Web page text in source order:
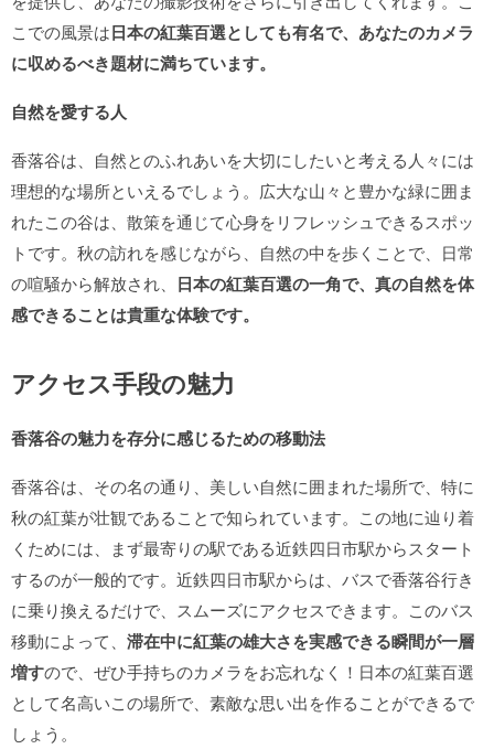
こでの風景は日本の紅葉百選としても有名で、あなたのカメラ
に収めるべき題材に満ちています。
自然を愛する人
香落谷は、自然とのふれあいを大切にしたいと考える人々には
理想的な場所といえるでしょう。広大な山々と豊かな緑に囲ま
れたこの谷は、散策を通じて心身をリフレッシュできるスポッ
トです。秋の訪れを感じながら、自然の中を歩くことで、日常
の喧騒から解放され、 日本の紅葉百選の一角で、真の自然を体
感できることは貴重な体験です。
アクセス手段の魅力
香落谷の魅力を存分に感じるための移動法
香落谷は、その名の通り、美しい自然に囲まれた場所で、特に
秋の紅葉が壮観であることで知られています。この地に辿り着
くためには、まず最寄りの駅である近鉄四日市駅からスタート
するのが一般的です。近鉄四日市駅からは、バスで香落谷行き
に乗り換えるだけで、スムーズにアクセスできます。このバス
移動によって、 滞在中に紅葉の雄大さを実感できる瞬間が一層
増すので、ぜひ手持ちのカメラをお忘れなく！日本の紅葉百選
として名高いこの場所で、素敵な思い出を作ることができるで
しょう。